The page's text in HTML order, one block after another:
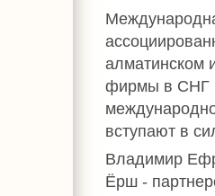
алматинском
фирмы в СНГ
вступают в
Владимир
Ёрш -